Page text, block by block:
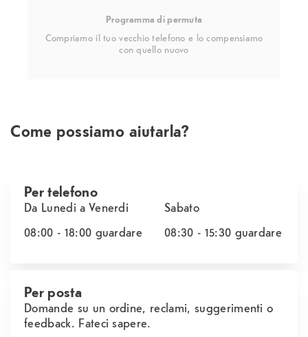
Programma di permuta
Compriamo il tuo vecchio telefono e lo compensiamo
con quello nuovo
Come possiamo aiutarla?
Per telefono
Da Lunedi a Venerdi
08:00 - 18:00 guardare
Sabato
08:30 - 15:30 guardare
Per posta
Domande su un ordine, reclami, suggerimenti o
feedback. Fateci sapere.